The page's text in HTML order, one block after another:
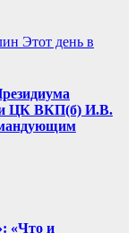
Этот день в
ЦК ВКП(б) И.В.
«Что и